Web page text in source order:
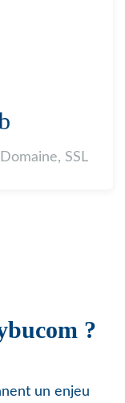
SSL
?
un enjeu